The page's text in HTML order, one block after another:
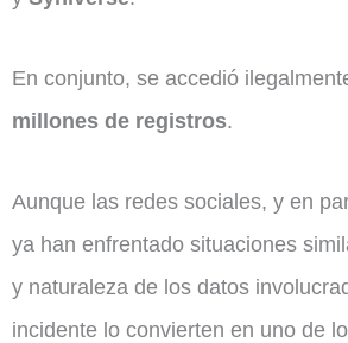
En conjunto, se accedió
millones de registros.
Aunque las redes sociales, y en
ya han enfrentado situaciones
y naturaleza de los datos
incidente lo convierten en uno de